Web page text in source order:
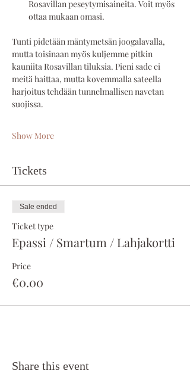
Rosavillan peseytymisaineita. Voit myös
ottaa mukaan omasi.
Tunti pidetään mäntymetsän joogalavalla,
mutta toisinaan myös kuljemme pitkin
kauniita Rosavillan tiluksia. Pieni sade ei
meitä haittaa, mutta kovemmalla sateella
harjoitus tehdään tunnelmallisen navetan
suojissa.
Show More
Tickets
Sale ended
Ticket type
Epassi / Smartum / Lahjakortti
Price
€0.00
Share this event